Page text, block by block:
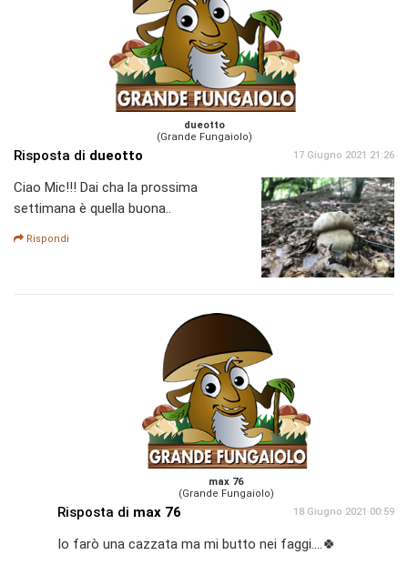
dueotto
(Grande Fungaiolo)
Risposta di dueotto 17 Giugno 2021 21:26
Ciao Mic!!! Dai cha la prossima
settimana è quella buona..
Rispondi
max 76
(Grande Fungaiolo)
Risposta di max 76 18 Giugno 2021 00:59
Io farò una cazzata ma mi butto nei faggi....🍀